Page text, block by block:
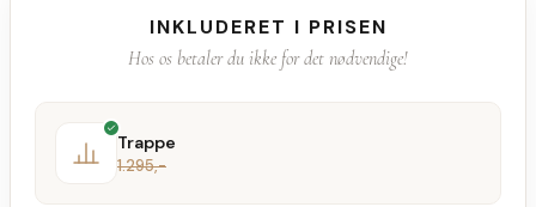
INKLUDERET I PRISEN
Hos os betaler du ikke for det nødvendige!
Trappe
1.295,-